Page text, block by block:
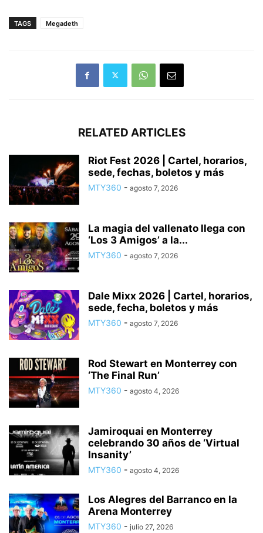
TAGS Megadeth
RELATED ARTICLES
Riot Fest 2026 | Cartel, horarios,
sede, fechas, boletos y más
MTY360 - agosto 7, 2026
La magia del vallenato llega con
‘Los 3 Amigos’ a la...
MTY360 - agosto 7, 2026
Dale Mixx 2026 | Cartel, horarios,
sede, fecha, boletos y más
MTY360 - agosto 7, 2026
Rod Stewart en Monterrey con
‘The Final Run’
MTY360 - agosto 4, 2026
Jamiroquai en Monterrey
celebrando 30 años de ‘Virtual
Insanity’
MTY360 - agosto 4, 2026
Los Alegres del Barranco en la
Arena Monterrey
MTY360 - julio 27, 2026